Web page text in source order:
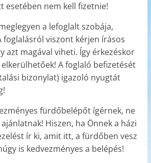
esetében nem kell fizetnie!
a lefoglalt szobája,
foglalásról viszont kérjen írásos
azt magával viheti. Így érkezéskor
A foglaló befizetését
bizonylat) igazoló nyugtát
fürdőbelépőt ígérnek, ne
Hiszen, ha Önnek a házi
ír ki, amit itt, a fürdőben vesz
is kedvezményes a belépés!